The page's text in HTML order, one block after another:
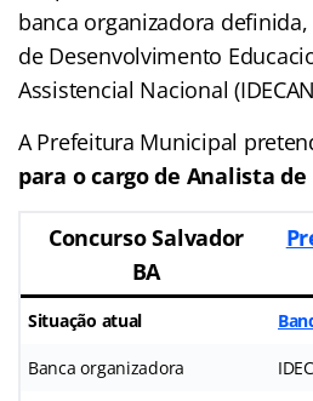
banca organizadora
de Desenvolvimento
Assistencial Nacional
A Prefeitura Municipal
para o cargo de Analista
Concurso Salvador
BA
Situação atual
Banca organizadora